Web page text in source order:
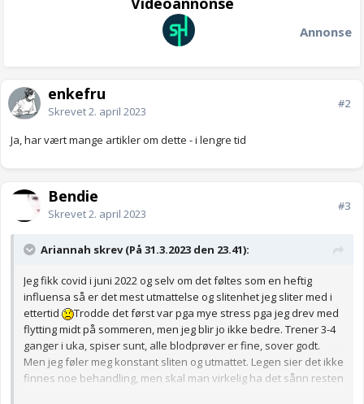
Annonse
enkefru
Skrevet2. april 2023
#2
Ja, har vært mange artikler om dette - i lengre tid
Bendie
Skrevet2. april 2023
#3
Ariannah skrev (På 31.3.2023 den 23.41):
Jeg fikk covid i juni 2022 og selv om det føltes som en heftig
influensa så er det mest utmattelse og slitenhet jeg sliter med i
ettertid
Trodde det først var pga mye stress pga jeg drev med
flytting midt på sommeren, men jeg blir jo ikke bedre. Trener 3-4
ganger i uka, spiser sunt, alle blodprøver er fine, sover godt.
Men jeg føler meg konstant sliten og utmattet. Legen sier det ikke
finnes noe behandling, men skal man virkelig ha det sånn resten